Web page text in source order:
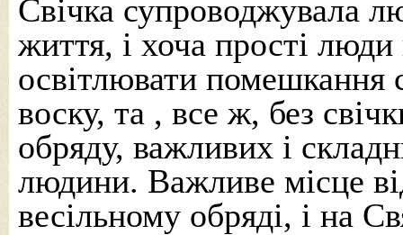
Свічка супроводжувала
життя, і хоча прості
освітлювати помешкання
воску, та , все ж, без
обряду, важливих і
людини. Важливе місце
весільному обряді, і на